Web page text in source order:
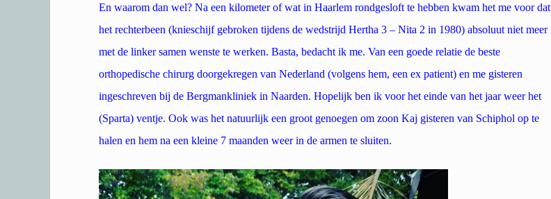
En waarom dan wel? Na een kilometer of wat in Haarlem rondgesloft te hebben kwam het me voor dat
het rechterbeen (knieschijf gebroken tijdens de wedstrijd Hertha 3 – Nita 2 in 1980) absoluut niet meer
met de linker samen wenste te werken. Basta, bedacht ik me. Van een goede relatie de beste
orthopedische chirurg doorgekregen van Nederland (volgens hem, een ex patient) en me gisteren
ingeschreven bij de Bergmankliniek in Naarden. Hopelijk ben ik voor het einde van het jaar weer het
(Sparta) ventje. Ook was het natuurlijk een groot genoegen om zoon Kaj gisteren van Schiphol op te
halen en hem na een kleine 7 maanden weer in de armen te sluiten.